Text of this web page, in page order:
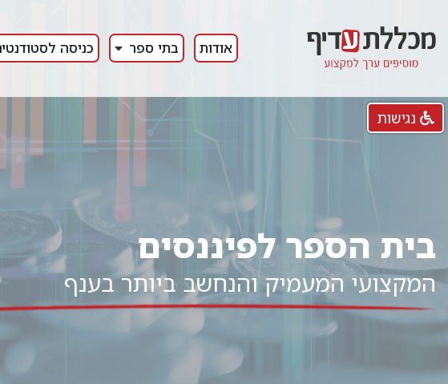
אודות בתי ספר כניסה
בית הספר לפיננסים
המקצועי המעמיק והנחשב ביותר בענף
נגישות